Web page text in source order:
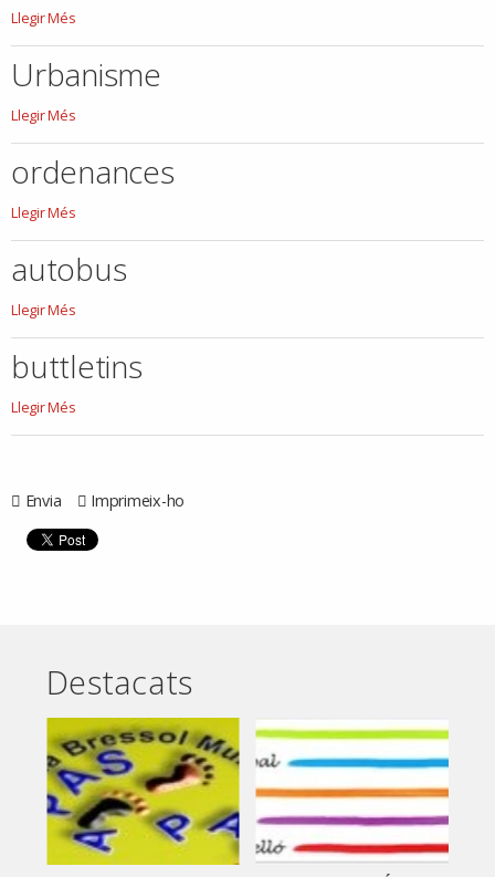
galeria
Llegir Més
Urbanisme
Urbanisme
Llegir Més
ordenances
ordenances
Llegir Més
autobus
autobus
Llegir Més
buttletins
buttletins
Llegir Més
Envia Imprimeix-ho
Destacats